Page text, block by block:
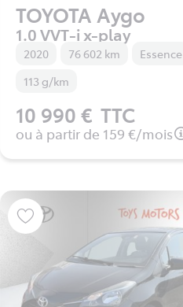
TOYOTA Aygo
1.0 VVT-i x-play
2020 76 602 km
Essence
113 g/km
10 990 € TTC
ou à partir de 159 €/mois